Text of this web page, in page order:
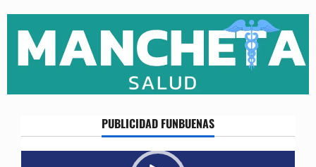
content
PUBLICIDAD FUNBUENAS
Reproductor